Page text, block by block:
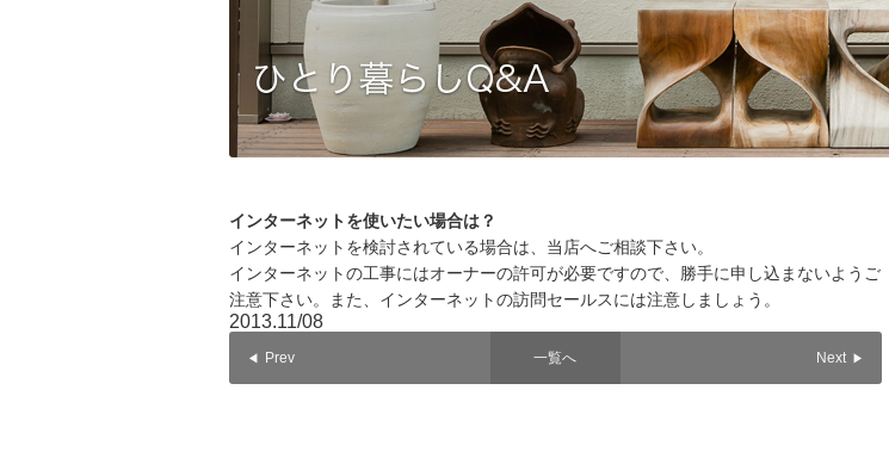
インターネットを使いたい場合は？
インターネットを検討されている場合は、当店へご相談下さい。
インターネットの工事にはオーナーの許可が必要ですので、勝手に申し込まないようご
注意下さい。また、インターネットの訪問セールスには注意しましょう。
2013.11/08
Prev 一覧へ Next